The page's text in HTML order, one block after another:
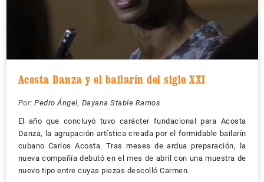
Acosta Danza y el bailarín del siglo XXI
Por: Pedro Ángel, Dayana Stable Ramos
El año que concluyó tuvo carácter fundacional para Acosta
Danza, la agrupación artística creada por el formidable bailarín
cubano Carlos Acosta. Tras meses de ardua preparación, la
nueva compañía debutó en el mes de abril con una muestra de
nuevo tipo entre cuyas piezas descolló Carmen.